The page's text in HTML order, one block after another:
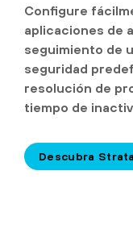
Configure
aplicaciones de
seguimiento de
seguridad
resolución de
tiempo de
Descubra